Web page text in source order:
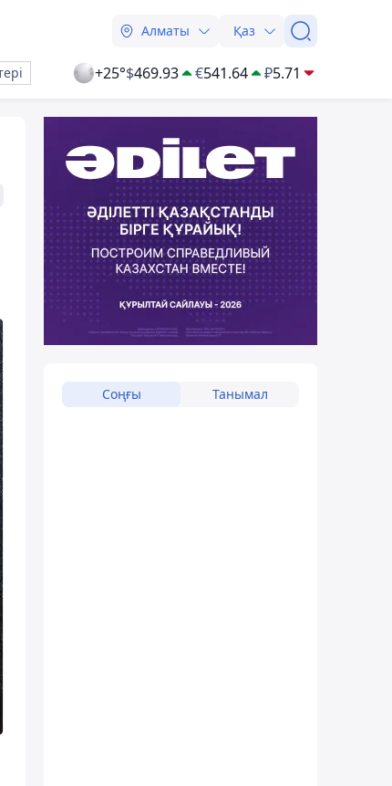
Алматы Қаз
+25°$469.93 €541.64 ₽5.71
Соңғы Танымал